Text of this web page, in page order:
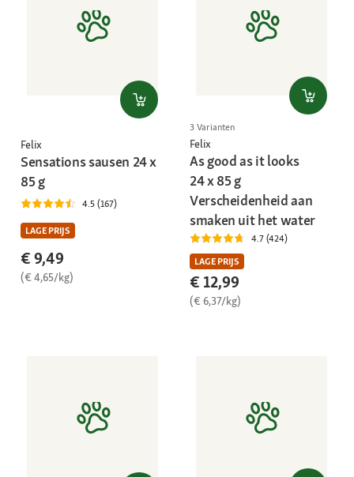
Felix
Sensations sausen 24 x
85 g
4.5 (167)
LAGE PRIJS
€ 9,49
(€ 4,65/kg)
3 Varianten
Felix
As good as it looks
24 x 85 g
Verscheidenheid aan
smaken uit het water
4.7 (424)
LAGE PRIJS
€ 12,99
(€ 6,37/kg)